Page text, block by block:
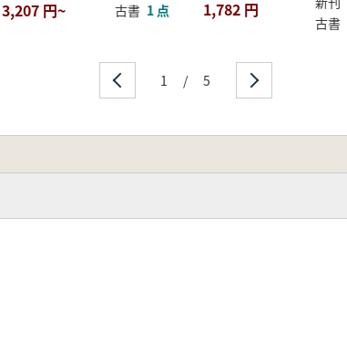
3,207 円~
古書 1 点 1,782 円
古書
1 / 5